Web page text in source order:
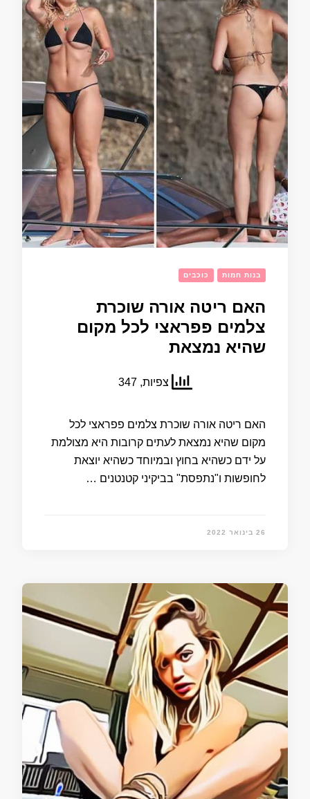
בנות חמות כוכבים
האם ריטה אורה שוכרת
צלמים פפראצי לכל מקום
שהיא נמצאת
צפיות, 347
האם ריטה אורה שוכרת צלמים פפראצי לכל
מקום שהיא נמצאת לעתים קרובות היא מצולמת
על ידם כשהיא בחוץ ובמיוחד כשהיא יוצאת
לחופשות ו"נתפסת" בביקיני קטנטנים …
26 בינואר 2022